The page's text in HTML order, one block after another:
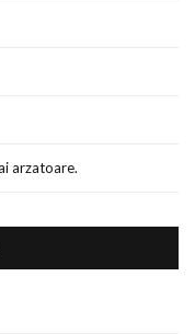
arzatoare.